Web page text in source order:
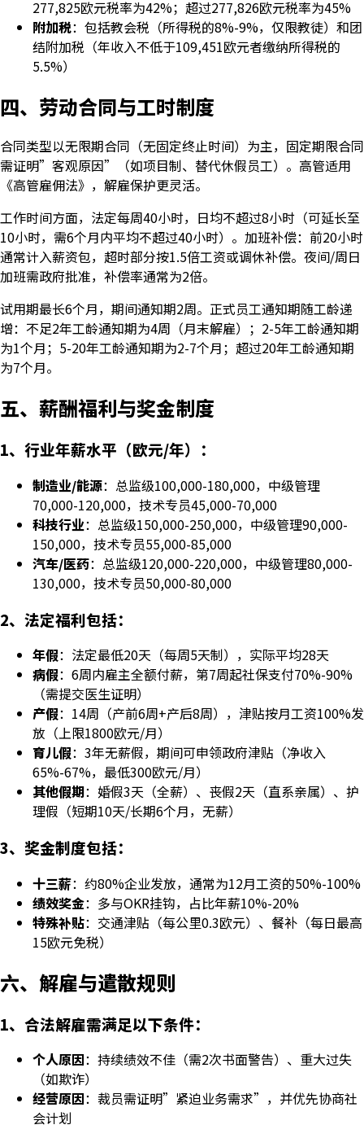
277,825欧元税率为42%；超过277,826欧元税率为45%
附加税：包括教会税（所得税的8%-9%，仅限教徒）和团
结附加税（年收入不低于109,451欧元者缴纳所得税的
5.5%）
四、劳动合同与工时制度
合同类型以无限期合同（无固定终止时间）为主，固定期限合同
需证明”客观原因”（如项目制、替代休假员工）。高管适用
《高管雇佣法》，解雇保护更灵活。
工作时间方面，法定每周40小时，日均不超过8小时（可延长至
10小时，需6个月内平均不超过40小时）。加班补偿：前20小时
通常计入薪资包，超时部分按1.5倍工资或调休补偿。夜间/周日
加班需政府批准，补偿率通常为2倍。
试用期最长6个月，期间通知期2周。正式员工通知期随工龄递
增：不足2年工龄通知期为4周（月末解雇）；2-5年工龄通知期
为1个月；5-20年工龄通知期为2-7个月；超过20年工龄通知期
为7个月。
五、薪酬福利与奖金制度
1、行业年薪水平（欧元/年）：
制造业/能源：总监级100,000-180,000，中级管理
70,000-120,000，技术专员45,000-70,000
科技行业：总监级150,000-250,000，中级管理90,000-
150,000，技术专员55,000-85,000
汽车/医药：总监级120,000-220,000，中级管理80,000-
130,000，技术专员50,000-80,000
2、法定福利包括：
年假：法定最低20天（每周5天制），实际平均28天
病假：6周内雇主全额付薪，第7周起社保支付70%-90%
（需提交医生证明）
产假：14周（产前6周+产后8周），津贴按月工资100%发
放（上限1800欧元/月）
育儿假：3年无薪假，期间可申领政府津贴（净收入
65%-67%，最低300欧元/月）
其他假期：婚假3天（全薪）、丧假2天（直系亲属）、护
理假（短期10天/长期6个月，无薪）
3、奖金制度包括：
十三薪：约80%企业发放，通常为12月工资的50%-100%
绩效奖金：多与OKR挂钩，占比年薪10%-20%
特殊补贴：交通津贴（每公里0.3欧元）、餐补（每日最高
15欧元免税）
六、解雇与遣散规则
1、合法解雇需满足以下条件：
个人原因：持续绩效不佳（需2次书面警告）、重大过失
（如欺诈）
经营原因：裁员需证明”紧迫业务需求”，并优先协商社
会计划